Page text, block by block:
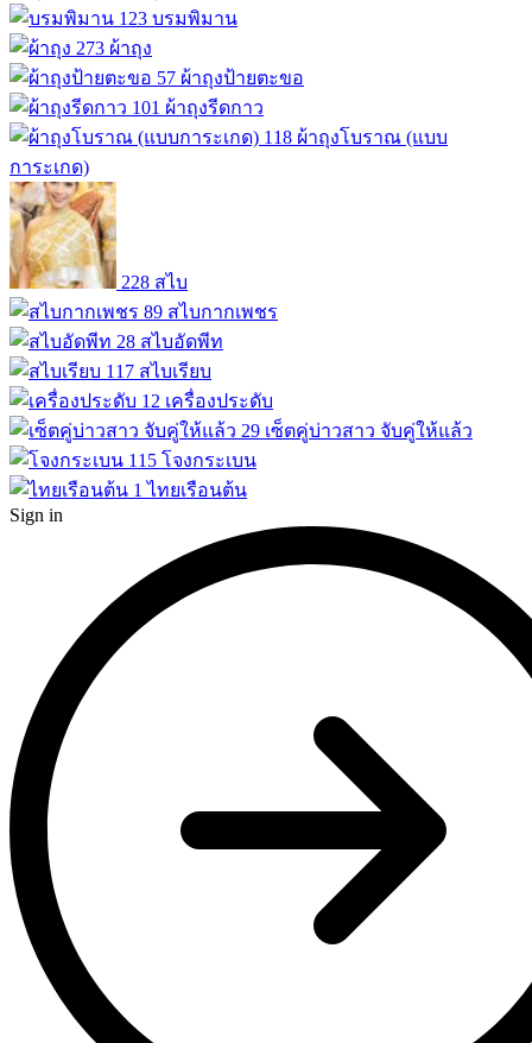
123 บรมพิมาน
273 ผ้าถุง
57 ผ้าถุงป้ายตะขอ
101 ผ้าถุงรีดกาว
118 ผ้าถุงโบราณ (แบบ
การะเกด)
228 สไบ
89 สไบกากเพชร
28 สไบอัดพีท
117 สไบเรียบ
12 เครื่องประดับ
29 เซ็ตคู่บ่าวสาว จับคู่ให้แล้ว
115 โจงกระเบน
1 ไทยเรือนต้น
Sign in